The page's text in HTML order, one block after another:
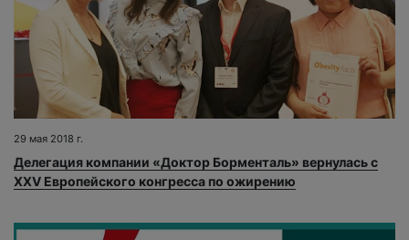
29 мая 2018 г.
Делегация компании «Доктор Борменталь» вернулась с
XXV Европейского конгресса по ожирению